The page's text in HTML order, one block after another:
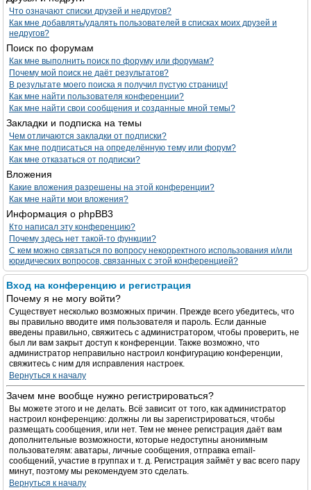
Что означают списки друзей и недругов?
Как мне добавлять/удалять пользователей в списках моих друзей и
недругов?
Поиск по форумам
Как мне выполнить поиск по форуму или форумам?
Почему мой поиск не даёт результатов?
В результате моего поиска я получил пустую страницу!
Как мне найти пользователя конференции?
Как мне найти свои сообщения и созданные мной темы?
Закладки и подписка на темы
Чем отличаются закладки от подписки?
Как мне подписаться на определённую тему или форум?
Как мне отказаться от подписки?
Вложения
Какие вложения разрешены на этой конференции?
Как мне найти мои вложения?
Информация о phpBB3
Кто написал эту конференцию?
Почему здесь нет такой-то функции?
С кем можно связаться по вопросу некорректного использования и/или
юридических вопросов, связанных с этой конференцией?
Вход на конференцию и регистрация
Почему я не могу войти?
Существует несколько возможных причин. Прежде всего убедитесь, что
вы правильно вводите имя пользователя и пароль. Если данные
введены правильно, свяжитесь с администратором, чтобы проверить, не
был ли вам закрыт доступ к конференции. Также возможно, что
администратор неправильно настроил конфигурацию конференции,
свяжитесь с ним для исправления настроек.
Вернуться к началу
Зачем мне вообще нужно регистрироваться?
Вы можете этого и не делать. Всё зависит от того, как администратор
настроил конференцию: должны ли вы зарегистрироваться, чтобы
размещать сообщения, или нет. Тем не менее регистрация даёт вам
дополнительные возможности, которые недоступны анонимным
пользователям: аватары, личные сообщения, отправка email-
сообщений, участие в группах и т. д. Регистрация займёт у вас всего пару
минут, поэтому мы рекомендуем это сделать.
Вернуться к началу